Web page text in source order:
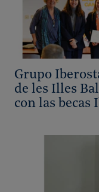
Grupo
de les Illes
con las becas